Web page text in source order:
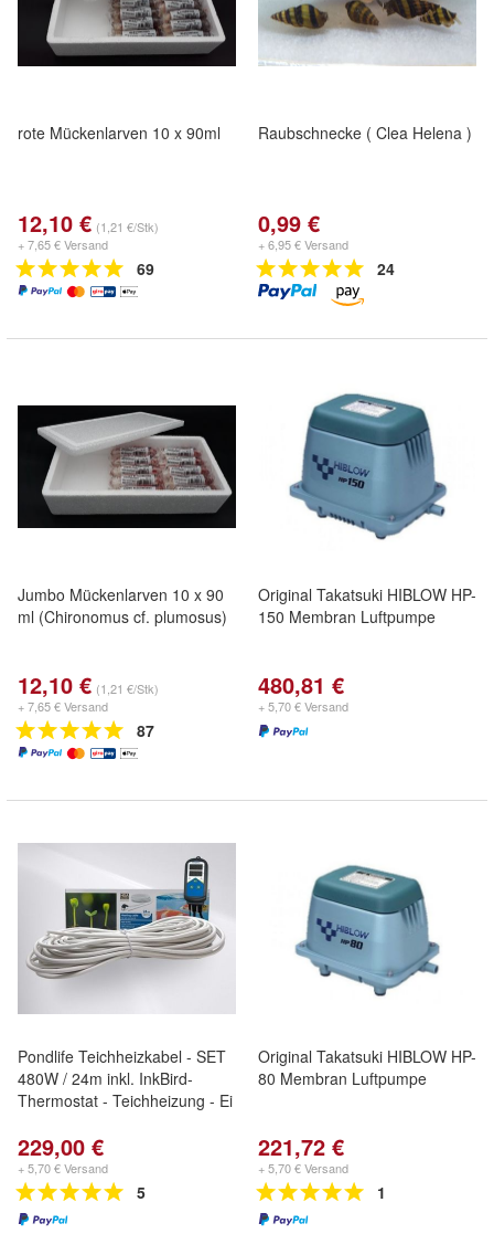
rote Mückenlarven 10 x 90ml
12,10 € (1,21 €/Stk)
+ 7,65 € Versand
69
Raubschnecke ( Clea Helena )
0,99 €
+ 6,95 € Versand
24
Jumbo Mückenlarven 10 x 90
ml (Chironomus cf. plumosus)
12,10 € (1,21 €/Stk)
+ 7,65 € Versand
87
Original Takatsuki HIBLOW HP-
150 Membran Luftpumpe
480,81 €
+ 5,70 € Versand
Pondlife Teichheizkabel - SET
480W / 24m inkl. InkBird-
Thermostat - Teichheizung - Ei
229,00 €
+ 5,70 € Versand
5
Original Takatsuki HIBLOW HP-
80 Membran Luftpumpe
221,72 €
+ 5,70 € Versand
1